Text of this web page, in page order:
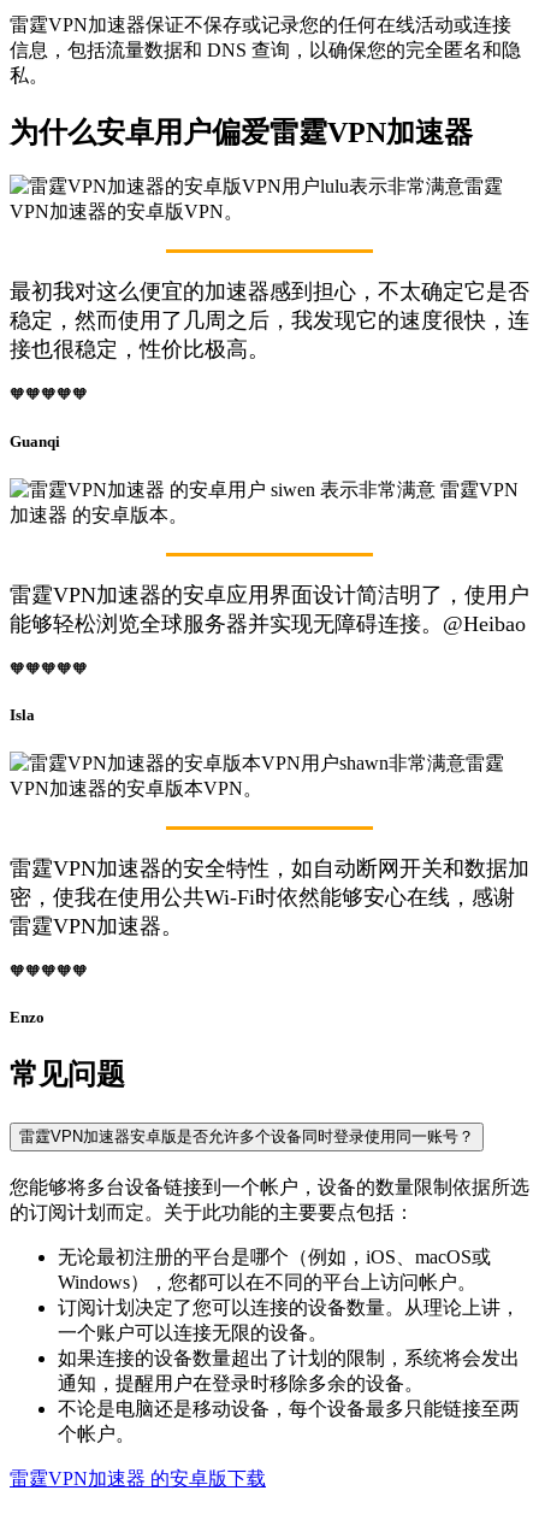
雷霆VPN加速器保证不保存或记录您的任何在线活动或连接
信息，包括流量数据和 DNS 查询，以确保您的完全匿名和隐
私。
为什么安卓用户偏爱雷霆VPN加速器
最初我对这么便宜的加速器感到担心，不太确定它是否
稳定，然而使用了几周之后，我发现它的速度很快，连
接也很稳定，性价比极高。
🧡🧡🧡🧡🧡
Guanqi
雷霆VPN加速器的安卓应用界面设计简洁明了，使用户
能够轻松浏览全球服务器并实现无障碍连接。@Heibao
🧡🧡🧡🧡🧡
Isla
雷霆VPN加速器的安全特性，如自动断网开关和数据加
密，使我在使用公共Wi-Fi时依然能够安心在线，感谢
雷霆VPN加速器。
🧡🧡🧡🧡🧡
Enzo
常见问题
雷霆VPN加速器安卓版是否允许多个设备同时登录使用同一账号？
您能够将多台设备链接到一个帐户，设备的数量限制依据所选
的订阅计划而定。关于此功能的主要要点包括：
无论最初注册的平台是哪个（例如，iOS、macOS或
Windows），您都可以在不同的平台上访问帐户。
订阅计划决定了您可以连接的设备数量。从理论上讲，
一个账户可以连接无限的设备。
如果连接的设备数量超出了计划的限制，系统将会发出
通知，提醒用户在登录时移除多余的设备。
不论是电脑还是移动设备，每个设备最多只能链接至两
个帐户。
雷霆VPN加速器 的安卓版下载